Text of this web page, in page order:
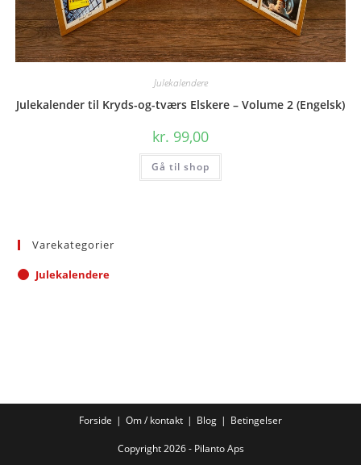
Julekalendere
Julekalender til Kryds-og-tværs Elskere – Volume 2 (Engelsk)
kr. 99,00
Gå til shop
Varekategorier
Julekalendere
Forside Om / kontakt Blog Betingelser
Copyright 2026 - Pilanto Aps